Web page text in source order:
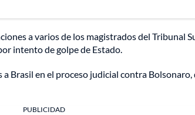
a varios de los magistrados del Tribunal
intento de golpe de Estado.
Brasil en el proceso judicial contra Bolsonaro,
PUBLICIDAD